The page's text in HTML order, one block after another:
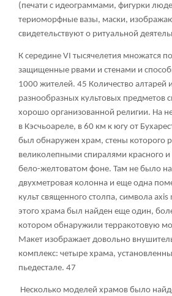
(печати с идеограммами, фигурки
териоморфные вазы, маски,
свидетельствуют о ритуальной
К середине VI тысячелетия множатся
защищенные рвами и стенами и
1000 жителей. 45 Количество алтарей
разнообразных культовых предметов
хорошо организованной религии. На
в Кэсчьоареле, в 60 км к югу от
был обнаружен храм, стены которого
великолепными спиралями красного и
бело-желтоватом фоне. Там не было
двухметровая колонна и еще одна
культ священного столпа, символа axis
этого храма был найден еще один,
котором обнаружили терракотовую
Макет изображает довольно
комплекс: четыре храма,
пьедестале. 47
Несколько моделей храмов было